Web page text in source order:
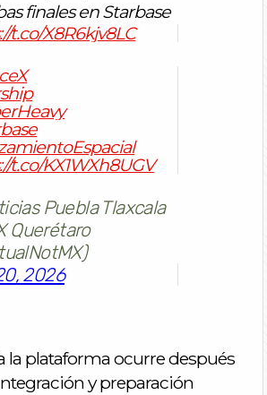
finales en Starbase
t.co/X8R6kjv8LC
t.co/KX1WXh8UGV
Puebla Tlaxcala
Querétaro
2026
la plataforma ocurre después
y preparación